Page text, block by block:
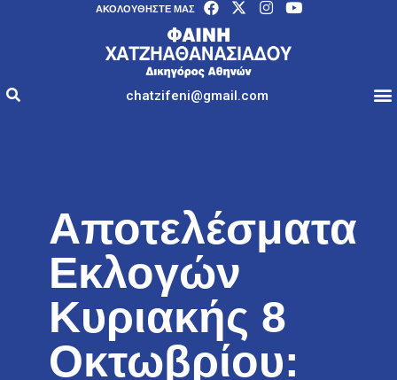
AΚΟΛΟΥΘΉΣΤΕ ΜΑΣ
chatzifeni@gmail.com
Αποτελέσματα
Εκλογών
Κυριακής 8
Οκτωβρίου: